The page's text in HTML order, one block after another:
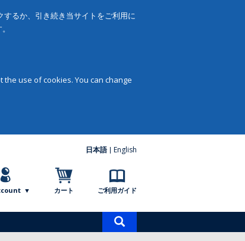
るか、引き続き当サイトをご利用に
use of cookies. You can change
日本語 English
カート ご利用ガイド